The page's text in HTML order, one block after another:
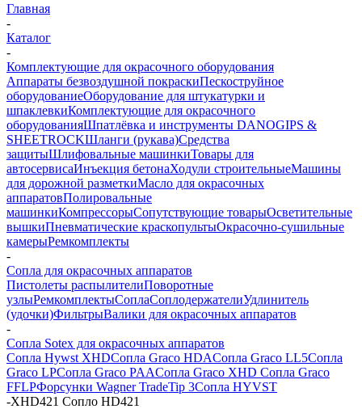
Главная
-
Каталог
-
Комплектующие для окрасочного оборудования
Аппараты безвоздушной покраскиПескоструйное
оборудованиеОборудование для штукатурки и
шпаклевкиКомплектующие для окрасочного
оборудованияШпатлёвка и инструменты DANOGIPS &
SHEETROCKШланги (рукава)Средства
защитыШлифовальные машинкиТовары для
автосервисаИнъекция бетонаХодули строительныеМашины
для дорожной разметкиМасло для окрасочных
аппаратовПолировальные
машинкиКомпрессорыСопутствующие товарыОсветительные
вышкиПневматические краскопультыОкрасочно-сушильные
камерыРемкомплекты
-
Сопла для окрасочных аппаратов
Пистолеты распылителиПоворотные
узлыРемкомплектыСоплаСоплодержателиУдлинитель
(удочки)ФильтрыВалики для окрасочных аппаратов
-
Сопла Sotex для окрасочных аппаратов
Сопла Hywst XHDСопла Graco HDAСопла Graco LL5Сопла
Graco LPСопла Graco PAAСопла Graco XHD Сопла Graco
FFLPФорсунки Wagner TradeTip 3Сопла HYVST
-XHD421 Сопло HD421